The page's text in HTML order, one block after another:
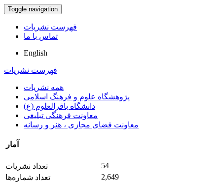
Toggle navigation
فهرست نشریات
تماس با ما
English
فهرست نشریات
همه نشریات
پژوهشگاه علوم و فرهنگ اسلامی
دانشگاه باقرالعلوم (ع)
معاونت فرهنگی تبلیغی
معاونت فضای مجازی ، هنر و رسانه
آمار
تعداد نشریات
54
تعداد شماره‌ها
2,649